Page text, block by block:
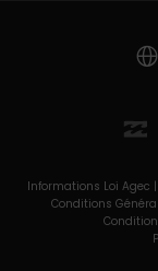
Informations Loi Agec |
Conditions